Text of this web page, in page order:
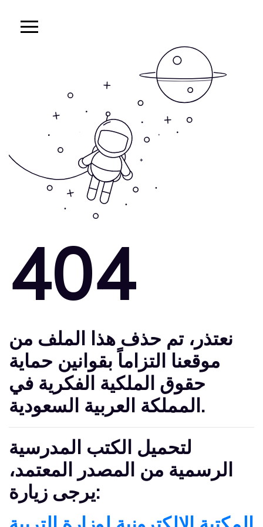
404
نعتذر، تم حذف هذا الملف من
موقعنا التزاماً بقوانين حماية
حقوق الملكية الفكرية في
المملكة العربية السعودية.
لتحميل الكتب المدرسية
الرسمية من المصدر المعتمد،
يرجى زيارة: